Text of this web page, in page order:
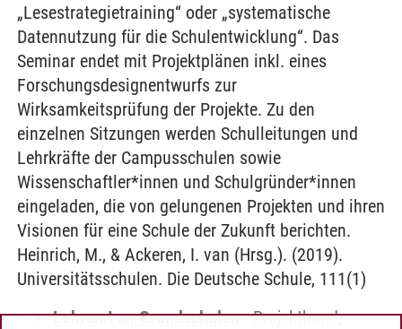
„Lesestrategietraining“ oder „systematische
Datennutzung für die Schulentwicklung“. Das
Seminar endet mit Projektplänen inkl. eines
Forschungsdesignentwurfs zur
Wirksamkeitsprüfung der Projekte. Zu den
einzelnen Sitzungen werden Schulleitungen und
Lehrkräfte der Campusschulen sowie
Wissenschaftler*innen und Schulgründer*innen
eingeladen, die von gelungenen Projekten und ihren
Visionen für eine Schule der Zukunft berichten.
Heinrich, M., & Ackeren, I. van (Hrsg.). (2019).
Universitätsschulen. Die Deutsche Schule, 111(1)
Lehramt an Grundschulen-Projektband,